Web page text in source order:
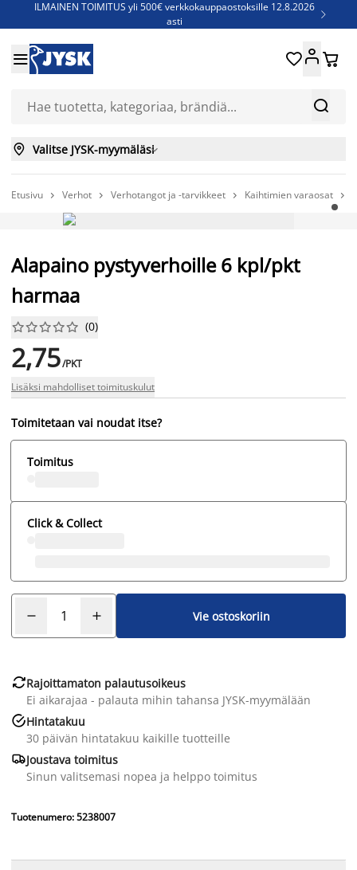
ILMAINEN TOIMITUS yli 500€ verkkokauppaostoksille 12.8.2026
asti

Jenkkisänkyjä - Säästä jopa 60%


 
 Valitse JYSK-myymäläsi
Etusivu  Verhot  Verhotangot ja -tarvikkeet  Kaihtimien varaosat 
Alapaino pystyverhoille 6 kpl/pkt
harmaa





 (0)
2,75/PKT
Lisäksi mahdolliset toimituskulut
Toimitetaan vai noudat itse?
Toimitus
Click & Collect
Vie ostoskoriin
Rajoittamaton palautusoikeus
Ei aikarajaa - palauta mihin tahansa JYSK-myymälään
Hintatakuu
30 päivän hintatakuu kaikille tuotteille
Joustava toimitus
Sinun valitsemasi nopea ja helppo toimitus
Tuotenumero: 5238007